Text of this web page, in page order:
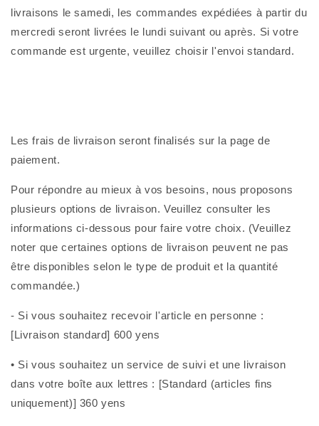
livraisons le samedi, les commandes expédiées à partir du
mercredi seront livrées le lundi suivant ou après. Si votre
commande est urgente, veuillez choisir l'envoi standard.
Les frais de livraison seront finalisés sur la page de
paiement.
Pour répondre au mieux à vos besoins, nous proposons
plusieurs options de livraison. Veuillez consulter les
informations ci-dessous pour faire votre choix. (Veuillez
noter que certaines options de livraison peuvent ne pas
être disponibles selon le type de produit et la quantité
commandée.)
- Si vous souhaitez recevoir l'article en personne :
[Livraison standard] 600 yens
• Si vous souhaitez un service de suivi et une livraison
dans votre boîte aux lettres : [Standard (articles fins
uniquement)] 360 yens